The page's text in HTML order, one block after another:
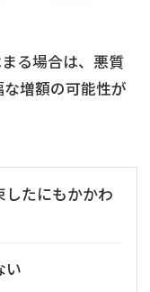
る場合は、悪質
増額の可能性が
たにもかかわ
い